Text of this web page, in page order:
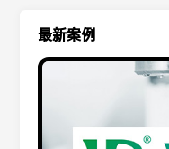
最新案例